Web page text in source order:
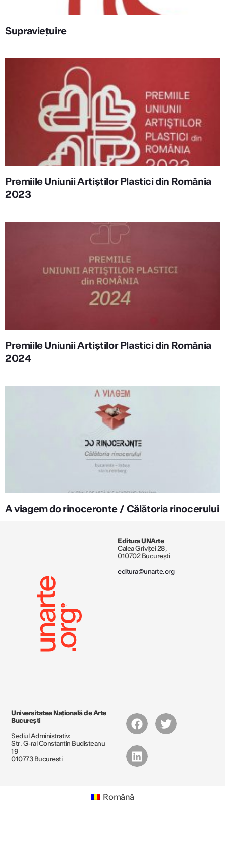
Supraviețuire
Premiile Uniunii Artiștilor Plastici din România
2023
Premiile Uniunii Artiștilor Plastici din România
2024
A viagem do rinoceronte / Călătoria rinocerului
Editura UNArte
Calea Griviței 28,
010702 București
editura@unarte.org
Universitatea Națională de Arte
București
Sediul Administrativ:
Str. G-ral Constantin Budisteanu
19
010773 Bucuresti
Română